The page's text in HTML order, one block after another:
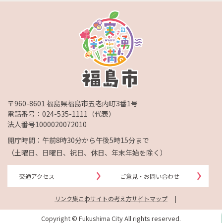
〒960-8601 福島県福島市五老内町3番1号
電話番号： 024-535-1111 （代表）
法人番号1000020072010
開庁時間：午前8時30分から午後5時15分まで
（土曜日、日曜日、祝日、休日、年末年始を除く）
交通アクセス ご意見・お問い合わせ
リンク集このサイトの考え方サイトマップ
Copyright © Fukushima City All rights reserved.